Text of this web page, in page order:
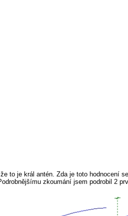
to je král antén. Zda je toto hodnocení
zkoumání jsem podrobil 2